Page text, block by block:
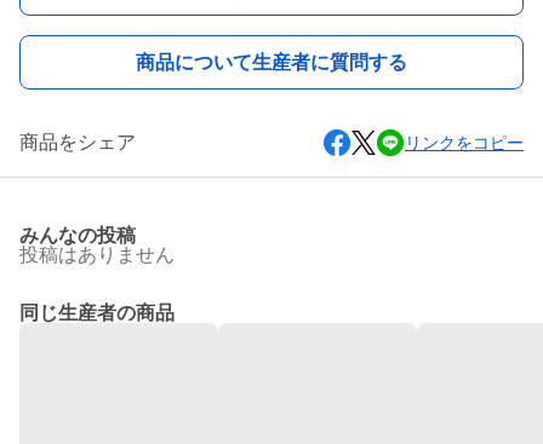
商品について生産者に質問する
商品をシェア リンクをコピー
みんなの投稿
投稿はありません
同じ生産者の商品